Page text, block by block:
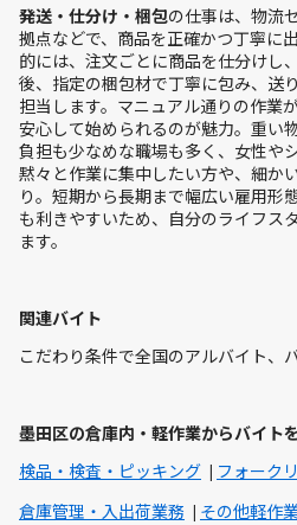
発送・仕分け・梱包の仕事は、物流
拠点などで、商品を正確かつ丁寧に
的には、注文ごとに商品を仕分けし
後、指定の梱包材で丁寧に包み、送
担当します。マニュアル通りの作業
安心して始められるのが魅力。重い
負担も少なめな職場も多く、女性や
黙々と作業に集中したい方や、細か
り。短期から長期まで幅広い雇用形
も利きやすいため、自分のライフス
ます。
関連バイト
こだわり条件で全国のアルバイト、
墨田区の倉庫内・軽作業からバイト
検品・検査・ピッキング
フォーク
倉庫管理・入出荷業務
その他軽作